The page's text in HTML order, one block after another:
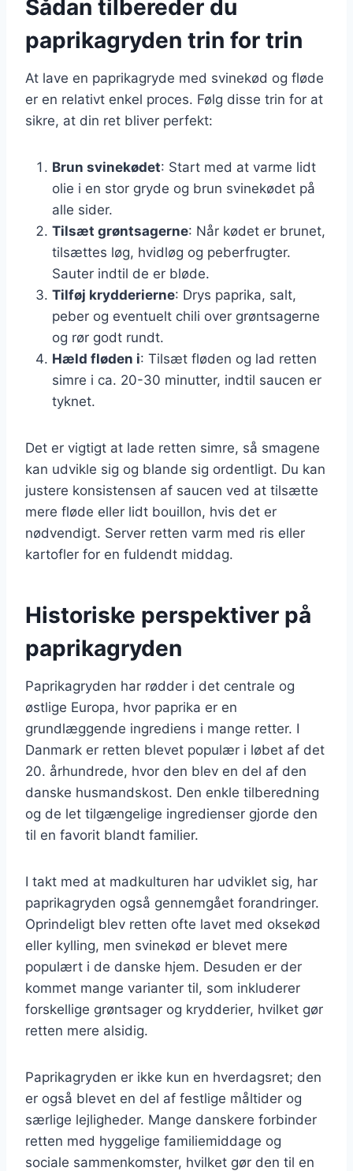
Sådan tilbereder du
paprikagryden trin for trin
At lave en paprikagryde med svinekød og fløde
er en relativt enkel proces. Følg disse trin for at
sikre, at din ret bliver perfekt:
Brun svinekødet: Start med at varme lidt
olie i en stor gryde og brun svinekødet på
alle sider.
Tilsæt grøntsagerne: Når kødet er brunet,
tilsættes løg, hvidløg og peberfrugter.
Sauter indtil de er bløde.
Tilføj krydderierne: Drys paprika, salt,
peber og eventuelt chili over grøntsagerne
og rør godt rundt.
Hæld fløden i: Tilsæt fløden og lad retten
simre i ca. 20-30 minutter, indtil saucen er
tyknet.
Det er vigtigt at lade retten simre, så smagene
kan udvikle sig og blande sig ordentligt. Du kan
justere konsistensen af saucen ved at tilsætte
mere fløde eller lidt bouillon, hvis det er
nødvendigt. Server retten varm med ris eller
kartofler for en fuldendt middag.
Historiske perspektiver på
paprikagryden
Paprikagryden har rødder i det centrale og
østlige Europa, hvor paprika er en
grundlæggende ingrediens i mange retter. I
Danmark er retten blevet populær i løbet af det
20. århundrede, hvor den blev en del af den
danske husmandskost. Den enkle tilberedning
og de let tilgængelige ingredienser gjorde den
til en favorit blandt familier.
I takt med at madkulturen har udviklet sig, har
paprikagryden også gennemgået forandringer.
Oprindeligt blev retten ofte lavet med oksekød
eller kylling, men svinekød er blevet mere
populært i de danske hjem. Desuden er der
kommet mange varianter til, som inkluderer
forskellige grøntsager og krydderier, hvilket gør
retten mere alsidig.
Paprikagryden er ikke kun en hverdagsret; den
er også blevet en del af festlige måltider og
særlige lejligheder. Mange danskere forbinder
retten med hyggelige familiemiddage og
sociale sammenkomster, hvilket gør den til en